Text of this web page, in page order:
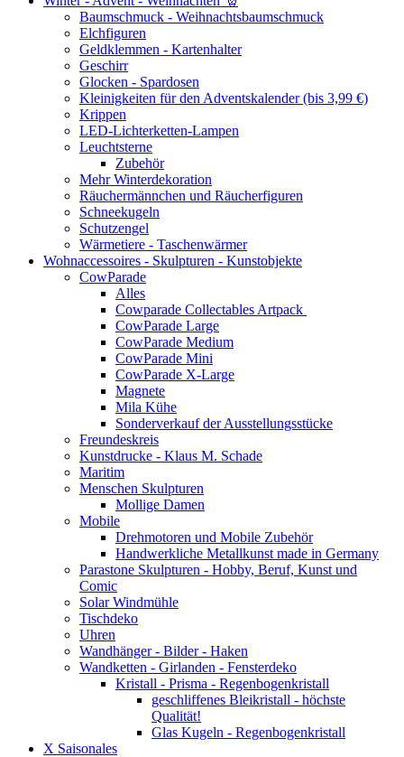
Baumschmuck - Weihnachtsbaumschmuck
Elchfiguren
Geldklemmen - Kartenhalter
Geschirr
Glocken - Spardosen
Kleinigkeiten für den Adventskalender (bis 3,99 €)
Krippen
LED-Lichterketten-Lampen
Leuchtsterne
Zubehör
Mehr Winterdekoration
Räuchermännchen und Räucherfiguren
Schneekugeln
Schutzengel
Wärmetiere - Taschenwärmer
Wohnaccessoires - Skulpturen - Kunstobjekte
CowParade
Alles
Cowparade Collectables Artpack
CowParade Large
CowParade Medium
CowParade Mini
CowParade X-Large
Magnete
Mila Kühe
Sonderverkauf der Ausstellungsstücke
Freundeskreis
Kunstdrucke - Klaus M. Schade
Maritim
Menschen Skulpturen
Mollige Damen
Mobile
Drehmotoren und Mobile Zubehör
Handwerkliche Metallkunst made in Germany
Parastone Skulpturen - Hobby, Beruf, Kunst und
Comic
Solar Windmühle
Tischdeko
Uhren
Wandhänger - Bilder - Haken
Wandketten - Girlanden - Fensterdeko
Kristall - Prisma - Regenbogenkristall
geschliffenes Bleikristall - höchste
Qualität!
Glas Kugeln - Regenbogenkristall
X Saisonales